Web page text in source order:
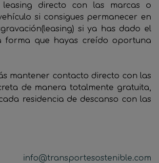
directo con las marcas o
si consigues permanecer en
si ya has dado el
forma que hayas creído oportuna
mantener contacto directo con las
de manera totalmente gratuita,
residencia de descanso con las
info@transportesostenible.com